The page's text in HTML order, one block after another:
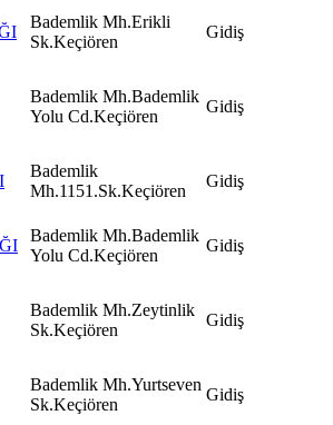
Bademlik Mh.Erikli
Sk.Keçiören
Gidiş
Bademlik Mh.Bademlik
Yolu Cd.Keçiören
Gidiş
Bademlik
Mh.1151.Sk.Keçiören
Gidiş
Bademlik Mh.Bademlik
Yolu Cd.Keçiören
Gidiş
Bademlik Mh.Zeytinlik
Sk.Keçiören
Gidiş
Bademlik Mh.Yurtseven
Sk.Keçiören
Gidiş